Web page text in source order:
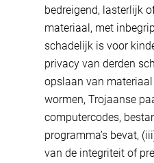
bedreigend, lasterlijk
materiaal, met
schadelijk is voor
privacy van derden
opslaan van
wormen, Trojaanse
computercodes,
programma’s bevat,
van de integriteit of